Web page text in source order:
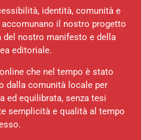
identità, comunità e
il nostro progetto
del nostro manifesto e della
editoriale.
che nel tempo è stato
dalla comunità locale per
ed equilibrata, senza tesi
semplicità e qualità al tempo